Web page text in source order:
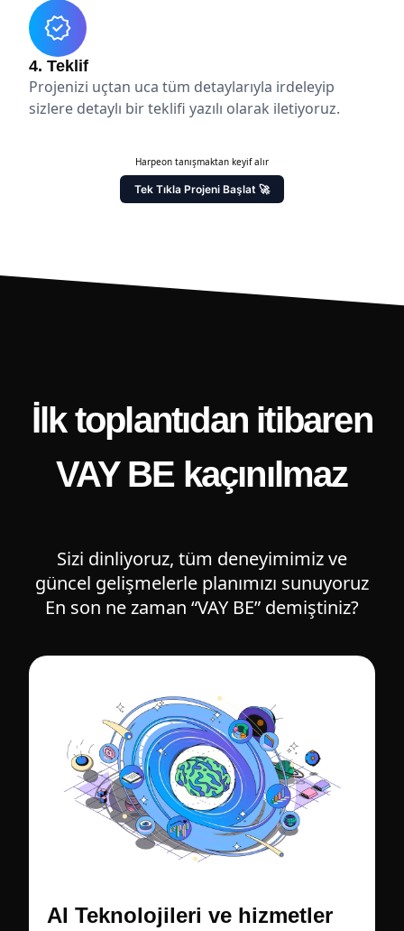
4. Teklif
Projenizi uçtan uca tüm detaylarıyla irdeleyip
sizlere detaylı bir teklifi yazılı olarak iletiyoruz.
Harpeon tanışmaktan keyif alır
Tek Tıkla Projeni Başlat 🚀
İlk toplantıdan itibaren
VAY BE kaçınılmaz
Sizi dinliyoruz, tüm deneyimimiz ve
güncel gelişmelerle planımızı sunuyoruz
En son ne zaman “VAY BE” demiştiniz?
AI Teknolojileri ve hizmetler